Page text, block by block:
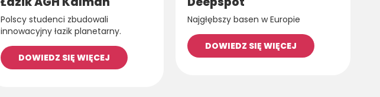
Polscy studenci zbudowali
innowacyjny łazik planetarny.
DOWIEDZ SIĘ WIĘCEJ
Najgłębszy basen w Europie
DOWIEDZ SIĘ WIĘCEJ